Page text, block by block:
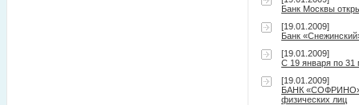
Банк Москвы
[19.01.2009]
Банк
[19.01.2009]
С 19 января по
[19.01.2009]
БАНК «СОФРИНО»
физических лиц